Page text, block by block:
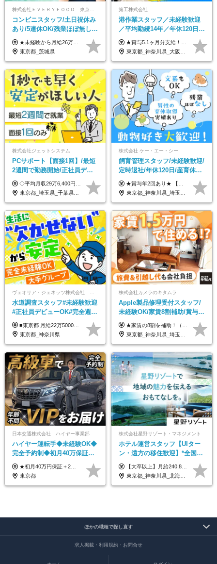
株式会社ＥＶＥＲＹＦＯＯＤ 東京本社
コンビニスタッフ/土日祝休み
あり/5連休OK/残業ほぼ無し/
賞与年2回/トイレ掃除・夜勤
無し/面接1回
★未経験から月給26万円スタート！ ★毎年1回（12月）の昇給＋賞与（年2回）で給与にしっかり反映！ 月給26万円＋賞与年2回＋交通費全額支給 ※リーダー・店長昇格後は基本給2万円UP＋役職手当支給 ※経験・スキルを考慮の上、決定します ※上記金額には固定残業代（21時間分・3万7300円以上）を含みます。超過分は別途全額支給します ※試用期間3ヶ月間あり（期間中の給与・待遇に差異はありません）
東京都_茨城県
第工株式会社
港作業スタッフ／未経験歓迎
／平均勤続14年／年休120日以
上／食事手当・家族手当あり
／賞与5.1ヶ月分
★賞与5.1ヶ月分支給！ ★入社3年目・30代で年収730万円の先輩も活躍中！ ★入社1年目・20代で月収29万円の実績あり 月給：22.5万円～30.5万円＋各種手当＋賞与年2回＋残業代全額支給 ※経験・能力などを考慮のうえ決定します ※上記月給には食事手当(5000円／月）を含みます ※残業代は分単位で100％支給いたします ※試用期間3ヶ月。その間の給与・待遇に差異はありません 【月収例】 ◆33.5万円／31歳 入社7か月 ◆38.5万円／32歳 入社1年目 ◆48.4万円／44歳 入社12年目 ※経験・能力などを考慮のうえ決定 ※月収・給与例には休日手当も含みます 【手当詳細】 ◆交通費規定支給（上限3万5000円／月） ◆時間外手当全額支給 ◆休日出勤手当 ◆港湾住宅あり（1R・2万円台～） ◆資格取得支援制度：全額負担 ◆地域手当：関東地区1万円／月
東京都_神奈川県_大阪府_愛知県_兵庫県
株式会社ジェットシステム
PCサポート【面接1回】/最短
2週間で勤務開始/正社員デビ
ュー歓迎/未経験9割以上/社員
寮・住宅手当あり
◇平均月収29万6,400円(各種手当含む) ◇住宅手当⇒最大家賃の半額支給 ◇賞与年2回支給 ■月給22万5,000円以上＋地域手当＋時間外手当＋住宅手当＋家族手当 ※経験やスキルに応じて給与を決定します ※試用期間2ヶ月あり（期間内は時給1,060円以上となります） └地域により上がる可能性があり／例：東京都時給1,370円 └その他待遇に差異なし ＜モデル月収例＞ 1年目：296,400円 3年目：320,000円 【固定残業代について】 なし（残業代は、実際の労働時間に応じて別途全額支給）
東京都_埼玉県_千葉県_愛知県_北海道_群馬県_長野県_富山県_石川県_静岡県_香川県_高知県_熊本県_長崎県_沖縄県
株式会社 ケー・エー・シー
飼育管理スタッフ/未経験歓迎/
定時退社/年休120日/産育休実
績あり/連休取得OK/賞与年2
回/急募求人
★賞与年2回あり★ 【未経験の方】月給20万7,750円～＋賞与年2回＋残業代全額支給＋交通費支給 【生物系大卒の方】月給21万3,750円～＋賞与年2回＋残業代全額支給＋交通費支給 ★手当が充実★ ・資格手当（実験動物技術者2級：月3,000円、1級：月7,000円） ・家族手当 ・住宅費用補助（転居を伴う転勤の場合：最大5年間支給） ・残業代全額支給 ※入社5年目程度で賞与4.6ヶ月分の支給実績あり ※月給の金額は、能力やスキルを考慮して決定します ※試用期間6ヶ月あり（雇用形態・給与・待遇に差異なし）
東京都_神奈川県_埼玉県_大阪府_愛知県_茨城県_三重県_京都府_佐賀県
水道調査スタッフ#未経験歓迎
#正社員デビューOK#完全週休
2日制#年休125日#資格取得支
援有#社員数千人以上
■東京都 月給22万5000円（東京地域手当3万円含）～25万円＋残業代全額支給＋各種手当 ■神奈川県 月給19万5000円～24万円＋残業代全額支給＋各種手当 ※年齢・経験を考慮し決定 ※試用期間3ヶ月（期間中の給与・待遇に差異はありません） ◆通勤手当あり（全額支給） ◆昇給年1回、賞与年2回。世界最大級の環境企業グループならではの安定した給与体系です。
東京都_神奈川県
株式会社カメラのキタムラ
Apple製品修理受付スタッフ/
未経験OK/家賃8割補助/賞与年
2回/残業月平均4.7h/最大7連休
OK
★家賃の8割を補助！（限度額は地域により異なる） ※転勤による引っ越しが発生する場合 ＝＝＝＝＝＝＝＝＝＝＝＝＝＝＝＝＝＝＝＝＝＝＝ 例えば、家賃7.5万円なら6万円は会社で負担。 あなたが支払うのは、たったの1.5万円です！ 年間では自己負担額が約72万ほどお得になります！ ＝＝＝＝＝＝＝＝＝＝＝＝＝＝＝＝＝＝＝＝＝＝＝ 月給22万8,700円～26万3,100円＋賞与年2回（初回の支給は当社規定による）＋残業手当 ＜実際の給与例＞ *24歳:月給23万4,700円＋賞与年2回（初回の支給は当社規定による）＋残業手当＋諸手当 ※上記はあくまで参考月給です。ご経歴・年齢を考慮し、当社規定により決定します ※評価により昇給あり ※残業代は別途支給あり ※試用期間2ヶ月あり（期間中の給与・待遇に差異はありません） 【実在する社員の年収モデル】 年収530万円（30歳） 年収820万円（40歳） 【入社時の想定年収】 330万円～900万円
東京都_神奈川県_埼玉県_千葉県_大阪府_愛知県_北海道_岩手県_宮城県_秋田県_福島県_茨城県_栃木県_富山県_石川県_福井県_静岡県_岐阜県_三重県_兵庫県_京都府_滋賀県_奈良県_広島県_岡山県_徳島県_香川県_愛媛県_高知県_福岡県_熊本県_佐賀県_長崎県_大分県_宮崎県_沖縄県
日本交通株式会社 ハイヤー事業部
ハイヤー運転手◆未経験OK◆
完全予約制◆初月40万保証◆
平均年収600万◆約4ヶ月研修
あり◆運転は1日4hほど
★初月40万円保証＋2～6ヶ月目35万円保証 ★平均年収600万円 月給236,000円（一律手当含む）＋運転手当（運転した時間に応じて支給）＋残業代＋賞与年2回 ※基礎研修期間（10日間）は日給1万円を支給します ※試用期間中（3ヶ月）の給与・待遇に差異はありません ※残業代は全額支給します
東京都
株式会社星野リゾート・マネジメント
ホテル運営スタッフ【UIター
ン・遠方の移住歓迎】*全国募
集*週休3日/年休161日可*未経
験OK*新規開業あり
【大卒以上】月給240,800円以上+賞与2回+各種手当 【短大・専門学校卒】月給204,400円以上+賞与2回+各種手当 【上記以外】月給187,000円以上+賞与2回+各種手当 ※経験、資格、能力等を考慮の上、決定いたします ※残業代全額支給 ※試用期間3ヶ月（条件変更なし）
東京都_神奈川県_北海道_青森県_山形県_福島県_栃木県_群馬県_山梨県_長野県_石川県_静岡県_岐阜県_京都府_広島県_島根県_山口県_高知県_長崎県_大分県_鹿児島県_沖縄県
ほかの職種で探し直す
求人掲載・利用規約・お問合せ